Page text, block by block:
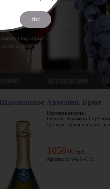
Шампанское Армения, Брют
Производитель:
Регион: Армавир Сорт
урожая: конец августа,
1050 00 руб.
Артикул: 6420-075
Нет
подтвердить
возраст.